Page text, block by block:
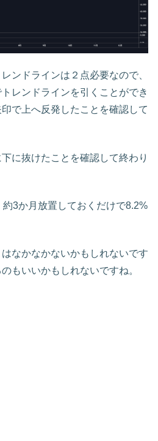
ンドラインは２点必要なので、
レンドラインを引くことができ
で上へ反発したことを確認して
に抜けたことを確認して終わり
3か月放置しておくだけで8.2%
なかなかないかもしれないです
もいいかもしれないですね。